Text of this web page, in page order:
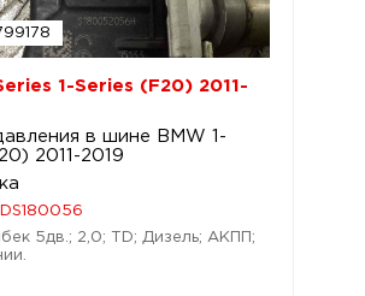
1-Series (F20) 2011-
в шине BMW 1-
2011-2019
5дв.; 2,0; TD; Дизель; АКПП;